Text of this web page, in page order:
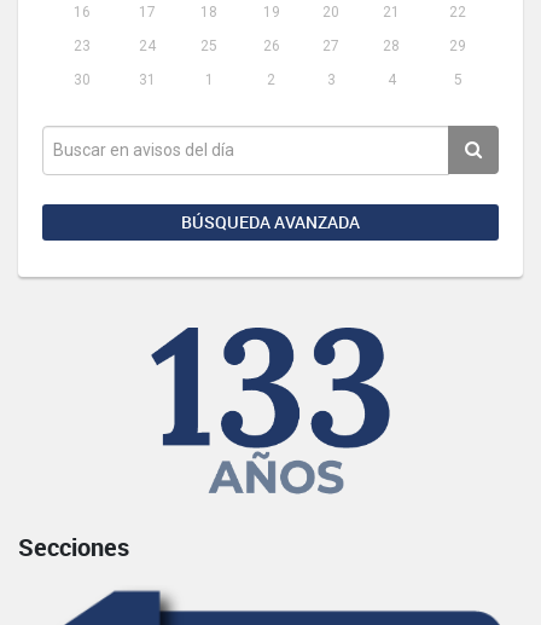
16
17 18 19 20 21
22
23
24 25 26 27 28
29
30
31 1 2 3 4 5
BÚSQUEDA AVANZADA
Secciones